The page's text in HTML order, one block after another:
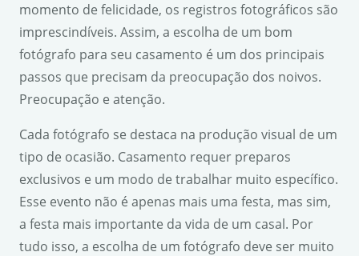
momento de felicidade, os registros fotográficos são
imprescindíveis. Assim, a escolha de um bom
fotógrafo para seu casamento é um dos principais
passos que precisam da preocupação dos noivos.
Preocupação e atenção.
Cada fotógrafo se destaca na produção visual de um
tipo de ocasião. Casamento requer preparos
exclusivos e um modo de trabalhar muito específico.
Esse evento não é apenas mais uma festa, mas sim,
a festa mais importante da vida de um casal. Por
tudo isso, a escolha de um fotógrafo deve ser muito